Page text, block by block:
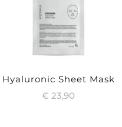
Hyaluronic Sheet Mask
€ 23,90